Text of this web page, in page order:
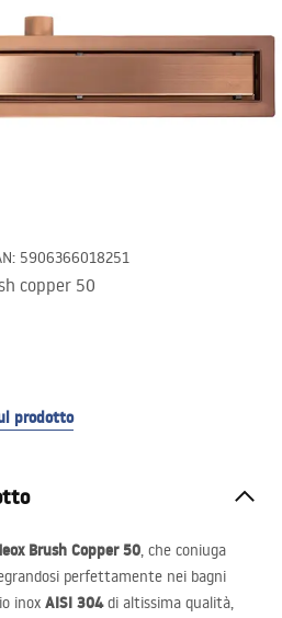
: 5906366018251
copper 50
prodotto
Brush Copper 50, che coniuga
perfettamente nei bagni
inox AISI 304di altissima qualità,